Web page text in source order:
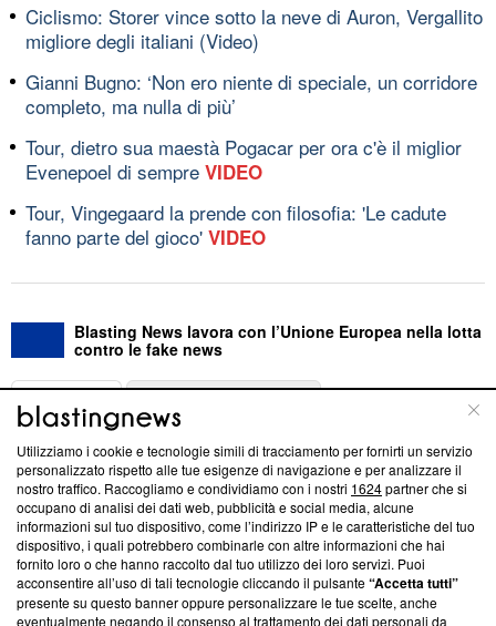
Ciclismo: Storer vince sotto la neve di Auron, Vergallito
migliore degli italiani (Video)
Gianni Bugno: ‘Non ero niente di speciale, un corridore
completo, ma nulla di più’
Tour, dietro sua maestà Pogacar per ora c'è il miglior
Evenepoel di sempre VIDEO
Tour, Vingegaard la prende con filosofia: 'Le cadute
fanno parte del gioco' VIDEO
Blasting News lavora con l’Unione Europea nella lotta
contro le fake news
ABOUT
Questa sezione offre informazioni trasparenti su Blasting
News, sui nostri processi editoriali e su come ci impegniamo a
creare news di qualità. Inoltre, afferma la nostra aderenza a
‘Trust Project - News with Integrity’Blasting News non è
ancora membro del programma, ma ha richiesto di farne
parte; Trust Project non ha ancora effettuato una verifica di
conformità agli standard.
Utilizziamo i cookie e tecnologie simili di tracciamento per fornirti un servizio
personalizzato rispetto alle tue esigenze di navigazione e per analizzare il
nostro traffico. Raccogliamo e condividiamo con i nostri 1624partner che si
occupano di analisi dei dati web, pubblicità e social media, alcune
informazioni sul tuo dispositivo, come l’indirizzo IP e le caratteristiche del tuo
dispositivo, i quali potrebbero combinarle con altre informazioni che hai
fornito loro o che hanno raccolto dal tuo utilizzo dei loro servizi. Puoi
acconsentire all’uso di tali tecnologie cliccando il pulsante“Accetta tutti”
presente su questo banner oppure personalizzare le tue scelte, anche
eventualmente negando il consenso al trattamento dei dati personali da